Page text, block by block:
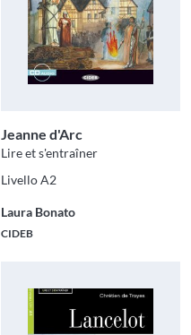
Jeanne d'Arc
Lire et s'entraîner
Livello A2
Laura Bonato
CIDEB